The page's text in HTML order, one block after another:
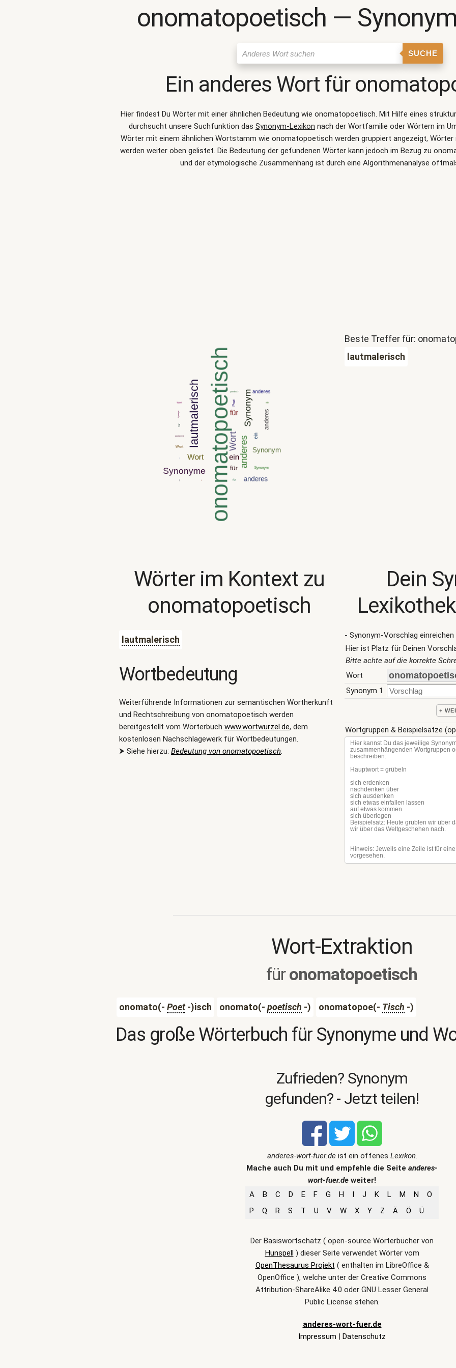
onomatopoetisch ―
SUCHE
Ein anderes Wort für
Hier findest Du Wörter mit einer ähnlichen Bedeutung wieonomatopoetisch. Mit Hilfe eines
durchsucht unsere Suchfunktion das Synonym-Lexikon nach der Wortfamilie oder Wörtern im
Wörter mit einem ähnlichen Wortstamm wie onomatopoetisch werden gruppiert angezeigt,
werden weiter oben gelistet. Die Bedeutung der gefundenen Wörter kann jedoch im Bezug zu
und der etymologische Zusammenhang ist durch eine Algorithmenanalyse
Beste Treffer für:
lautmalerisch
Wörter im Kontext zu
onomatopoetisch
lautmalerisch
Wortbedeutung
Weiterführende Informationen zur semantischen Wortherkunft
und Rechtschreibung von onomatopoetisch werden
bereitgestellt vom Wörterbuch www.wortwurzel.de, dem
kostenlosen Nachschlagewerk für Wortbedeutungen.
⮞ Siehe hierzu: Bedeutung von onomatopoetisch.
Dein
- Synonym-Vorschlag einreichen
Hier ist Platz für Deinen
Bitte achte auf die korrekte
Wort
Synonym 1
+
Wortgruppen & Beispielsätze
Wort-Extraktion
füronomatopoetisch
onomato(- Poet-)isch onomato(- poetisch -) onomatopoe(- Tisch -)
Das große Wörterbuch für Synonyme und
Zufrieden? Synonym
gefunden? - Jetzt teilen!
anderes-wort-fuer.deist ein offenes Lexikon.
Mache auch Du mit und empfehle die Seite anderes-
wort-fuer.de weiter!
A
B C D E F G H I J K L M N
O
P
Q R S T U V W X Y Z Ä Ö Ü
Der Basiswortschatz ( open-source Wörterbücher von
Hunspell) dieser Seite verwendet Wörter vom
OpenThesaurus Projekt ( enthalten im LibreOffice &
OpenOffice ), welche unter der Creative Commons
Attribution-ShareAlike 4.0 oder GNU Lesser General
Public License stehen.
anderes-wort-fuer.de
Impressum | Datenschutz